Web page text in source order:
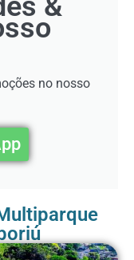
&
no nosso